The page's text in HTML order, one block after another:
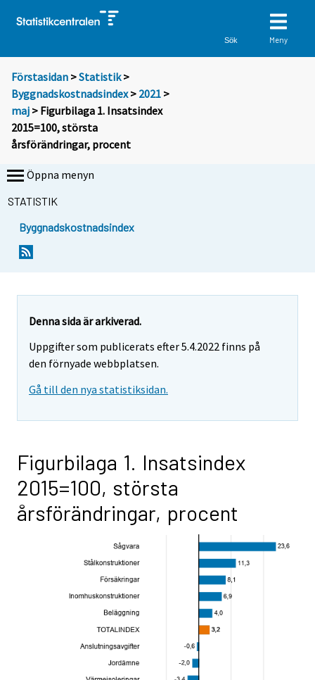
Sök Meny
Förstasidan >Statistik >
Byggnadskostnadsindex> 2021 >
maj > Figurbilaga 1. Insatsindex
2015=100, största
årsförändringar, procent
Öppna menyn
STATISTIK
Byggnadskostnadsindex
Denna sida är arkiverad.
Uppgifter som publicerats efter 5.4.2022 finns på
den förnyade webbplatsen.
Gå till den nya statistiksidan.
Figurbilaga 1. Insatsindex
2015=100, största
årsförändringar, procent